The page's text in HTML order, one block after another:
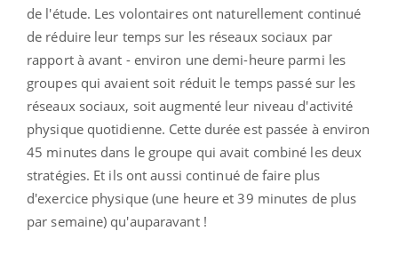
de l'étude. Les volontaires ont naturellement continué
de réduire leur temps sur les réseaux sociaux par
rapport à avant - environ une demi-heure parmi les
groupes qui avaient soit réduit le temps passé sur les
réseaux sociaux, soit augmenté leur niveau d'activité
physique quotidienne. Cette durée est passée à environ
45 minutes dans le groupe qui avait combiné les deux
stratégies. Et ils ont aussi continué de faire plus
d'exercice physique (une heure et 39 minutes de plus
par semaine) qu'auparavant !